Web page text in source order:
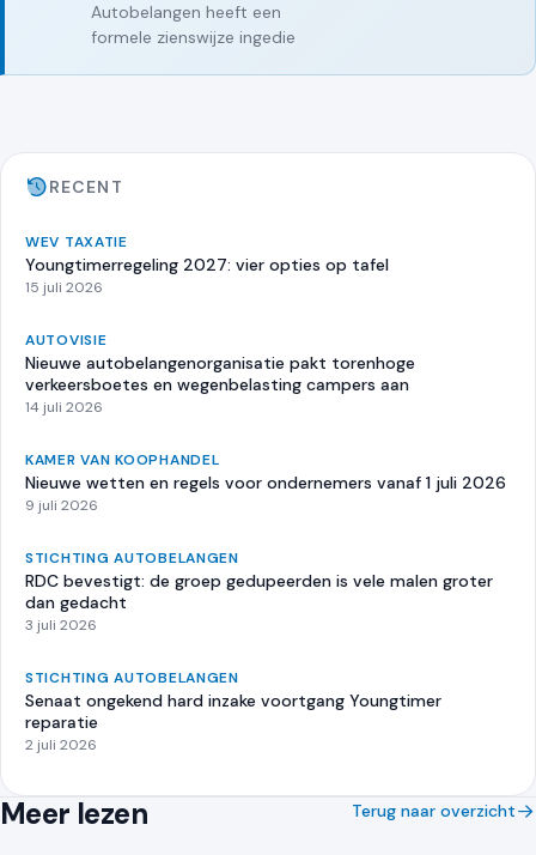
Autobelangen heeft een
formele zienswijze ingedie
RECENT
WEV TAXATIE
Youngtimerregeling 2027: vier opties op tafel
15 juli 2026
AUTOVISIE
Nieuwe autobelangenorganisatie pakt torenhoge
verkeersboetes en wegenbelasting campers aan
14 juli 2026
KAMER VAN KOOPHANDEL
Nieuwe wetten en regels voor ondernemers vanaf 1 juli 2026
9 juli 2026
STICHTING AUTOBELANGEN
RDC bevestigt: de groep gedupeerden is vele malen groter
dan gedacht
3 juli 2026
STICHTING AUTOBELANGEN
Senaat ongekend hard inzake voortgang Youngtimer
reparatie
2 juli 2026
Meer lezen Terug naar overzicht